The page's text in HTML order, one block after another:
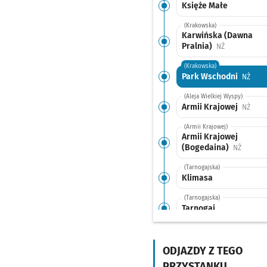
Księże Małe
(Krakowska)
Karwińska (Dawna
Pralnia)
NŻPrzystanek
(Krakowska)
Park Wschodni NŻ
(Aleja Wielkiej Wyspy)
Armii Krajowej NŻ
(Armii Krajowej)
Armii Krajowej
(Bogedaina)
NŻ
(Tarnogajska)
Klimasa
(Tarnogajska)
Tarnogaj
ODJAZDY Z TEGO